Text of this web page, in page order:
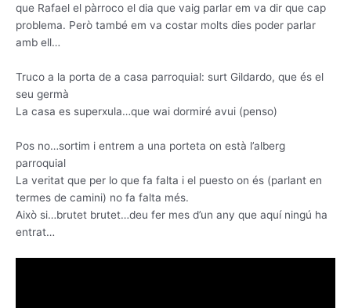
que Rafael el pàrroco el dia que vaig parlar em va dir que cap
problema. Però també em va costar molts dies poder parlar
amb ell…
Truco a la porta de a casa parroquial: surt Gildardo, que és el
seu germà
La casa es superxula…que wai dormiré avui (penso)
Pos no…sortim i entrem a una porteta on està l’alberg
parroquial
La veritat que per lo que fa falta i el puesto on és (parlant en
termes de camini) no fa falta més.
Això si…brutet brutet…deu fer mes d’un any que aquí ningú ha
entrat…